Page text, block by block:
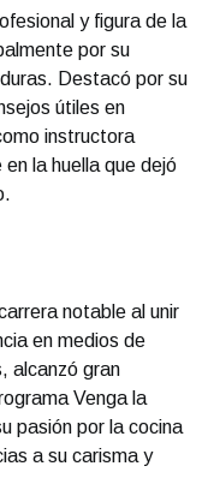
y figura de la
por su
Destacó por su
útiles en
instructora
la huella que dejó
notable al unir
en medios de
alcanzó gran
Venga la
pasión por la cocina
a su carisma y